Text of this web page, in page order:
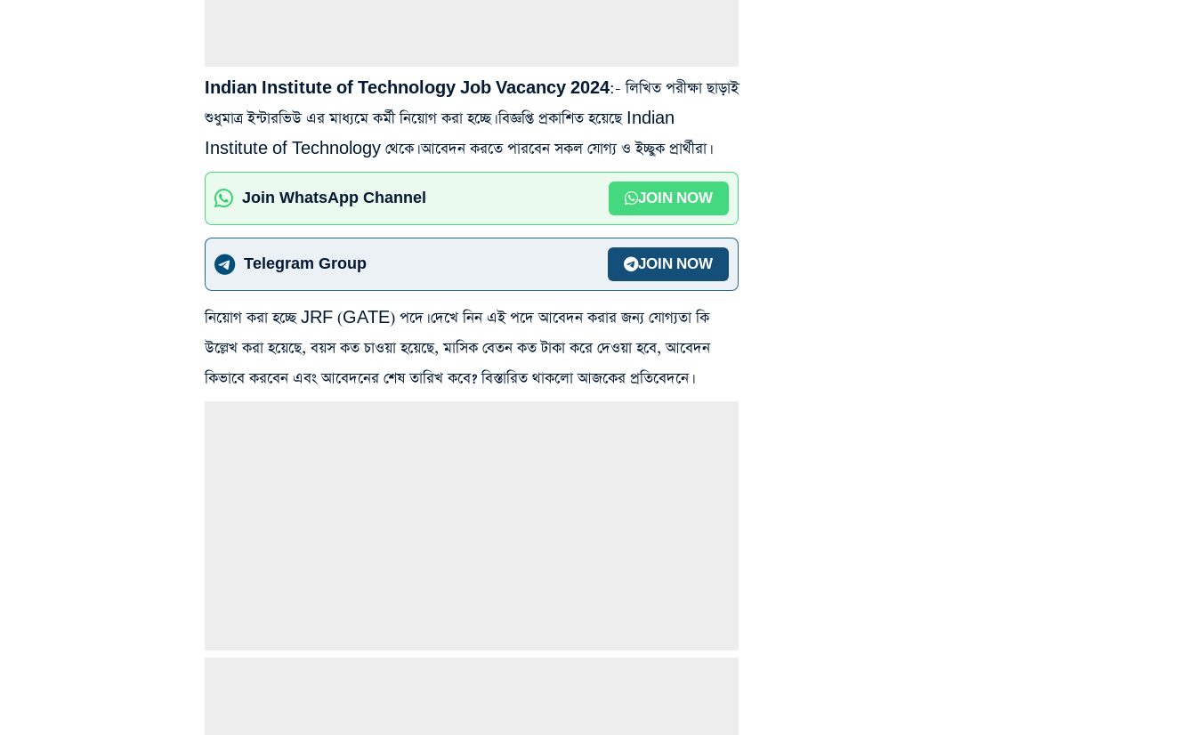
Indian Institute of Technology Job Vacancy 2024:- লিখিত পরীক্ষা ছাড়াই
শুধুমাত্র ইন্টারভিউ এর মাধ্যমে কর্মী নিয়োগ করা হচ্ছে। বিজ্ঞপ্তি প্রকাশিত হয়েছে Indian
Institute of Technology থেকে। আবেদন করতে পারবেন সকল যোগ্য ও ইচ্ছুক প্রার্থীরা।
Join WhatsApp Channel JOIN NOW
Telegram Group JOIN NOW
নিয়োগ করা হচ্ছে JRF (GATE) পদে। দেখে নিন এই পদে আবেদন করার জন্য যোগ্যতা কি
উল্লেখ করা হয়েছে, বয়স কত চাওয়া হয়েছে, মাসিক বেতন কত টাকা করে দেওয়া হবে, আবেদন
কিভাবে করবেন এবং আবেদনের শেষ তারিখ কবে? বিস্তারিত থাকলো আজকের প্রতিবেদনে।